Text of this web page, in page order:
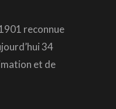
reconnue
34
et de